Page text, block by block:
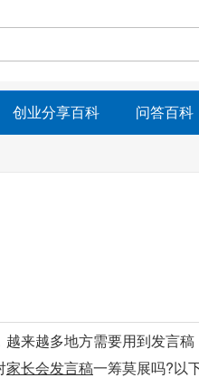
创业分享百科 问答百科
来越多地方需要用到发言
家长会发言稿一筹莫展吗?以